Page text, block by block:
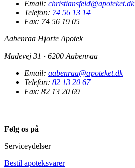
Email: christiansfeld@apoteket.dk
Telefon: 74 56 13 14
Fax: 74 56 19 05
Aabenraa Hjorte Apotek
Madevej 31 · 6200 Aabenraa
Email: aabenraa@apoteket.dk
Telefon: 82 13 20 67
Fax: 82 13 20 69
Følg os på
Serviceydelser
Bestil apoteksvarer